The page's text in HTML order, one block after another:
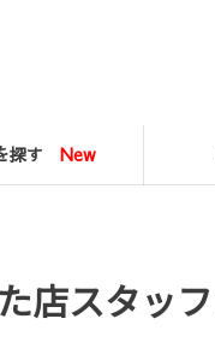
探す New
店スタッ